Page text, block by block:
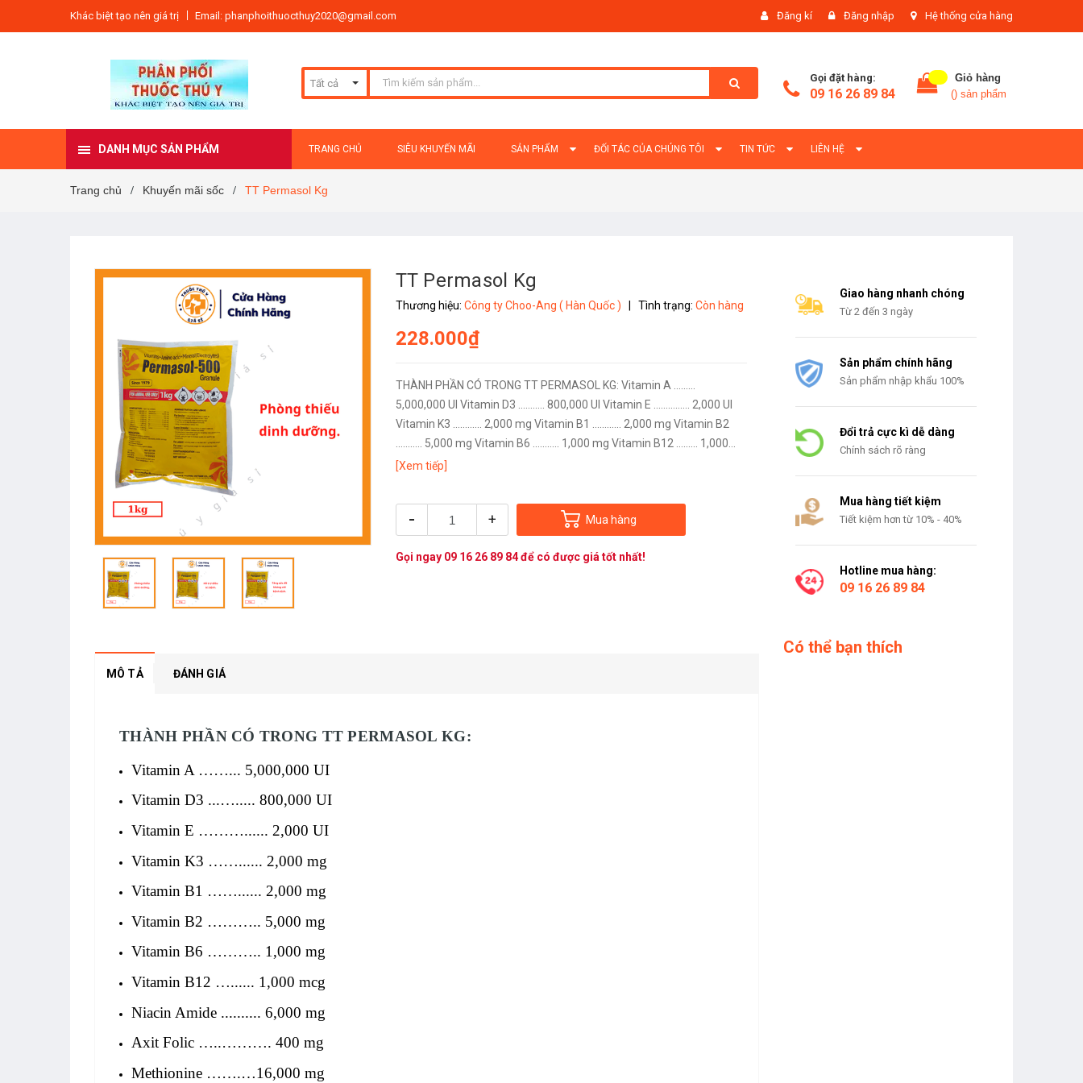
Khác biệt tạo nên giá trị Email: phanphoithuocthuy2020@gmail.com Đăng kí Đăng nhập Hệ thống cửa hàng
Tất cả Gọi đặt hàng:
09 16 26 89 84
Giỏ hàng
() sản phẩm
DANH MỤC SẢN PHẨM TRANG CHỦ SIÊU KHUYẾN MÃI SẢN PHẨM ĐỐI TÁC CỦA CHÚNG TÔI TIN TỨC LIÊN HỆ
Trang chủ / Khuyến mãi sốc / TT Permasol Kg
TT Permasol Kg
Thương hiệu: Công ty Choo-Ang ( Hàn Quốc ) Tình trạng: Còn hàng
228.000₫
THÀNH PHẦN CÓ TRONG TT PERMASOL KG: Vitamin A ……...
5,000,000 UI Vitamin D3 ...…..... 800,000 UI Vitamin E ………...... 2,000 UI
Vitamin K3 ……...... 2,000 mg Vitamin B1 ……...... 2,000 mg Vitamin B2
……….. 5,000 mg Vitamin B6 ……….. 1,000 mg Vitamin B12 …...... 1,000
mcg Niacin Amide .......... 6,000 mg Axit...
[Xem tiếp]
- + Mua hàng
Gọi ngay 09 16 26 89 84để có được giá tốt nhất!
MÔ TẢ ĐÁNH GIÁ
THÀNH PHẦN CÓ TRONG TT PERMASOL KG:
Vitamin A ……... 5,000,000 UI
Vitamin D3 ...…..... 800,000 UI
Vitamin E ………...... 2,000 UI
Vitamin K3 ……...... 2,000 mg
Vitamin B1 ……...... 2,000 mg
Vitamin B2 ……….. 5,000 mg
Vitamin B6 ……….. 1,000 mg
Vitamin B12 …...... 1,000 mcg
Niacin Amide .......... 6,000 mg
Axit Folic …..………. 400 mg
Methionine …….…16,000 mg
Giao hàng nhanh chóng
Từ 2 đến 3 ngày
Sản phẩm chính hãng
Sản phẩm nhập khẩu 100%
Đổi trả cực kì dễ dàng
Chính sách rõ ràng
Mua hàng tiết kiệm
Tiết kiệm hơn từ 10% - 40%
Hotline mua hàng:
09 16 26 89 84
Có thể bạn thích